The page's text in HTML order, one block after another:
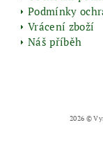
Podmínky
Vrácení zboží
Náš příběh
2026 ©